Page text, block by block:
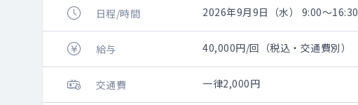
日程/時間 2026年9月9日（水） 9:00～16:30
給与 40,000円/回（税込・交通費別）
交通費 一律2,000円